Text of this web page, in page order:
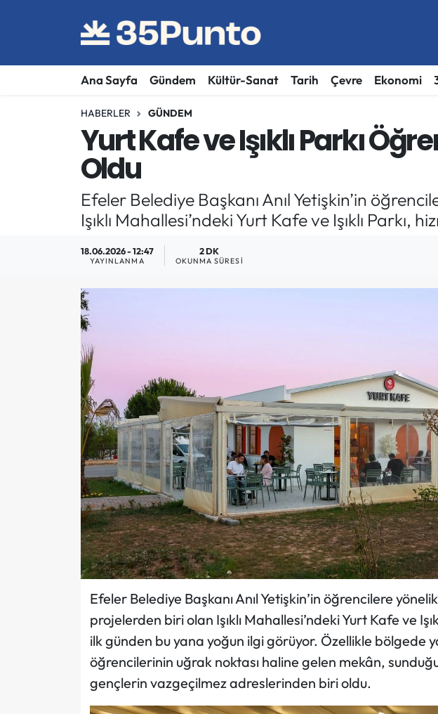
Ana Sayfa Gündem Kültür-Sanat Tarih Çevre Ekonomi
HABERLER GÜNDEM
Yurt Kafe ve Işıklı Parkı
Oldu
Efeler Belediye Başkanı Anıl Yetişkin’in
Işıklı Mahallesi’ndeki Yurt Kafe ve Işıklı
18.06.2026 - 12:47
YAYINLANMA
2 DK
OKUNMA SÜRESI
Efeler Belediye Başkanı Anıl Yetişkin’in öğrencilere
projelerden biri olan Işıklı Mahallesi’ndeki Yurt Kafe ve
ilk günden bu yana yoğun ilgi görüyor. Özellikle bölgede
öğrencilerinin uğrak noktası haline gelen mekân,
gençlerin vazgeçilmez adreslerinden biri oldu.